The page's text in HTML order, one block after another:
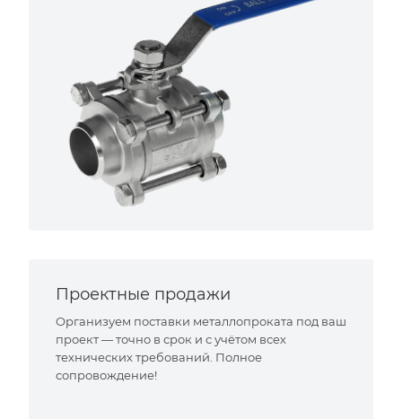
Проектные продажи
Организуем поставки металлопроката под ваш
проект — точно в срок и с учётом всех
технических требований. Полное
сопровождение!